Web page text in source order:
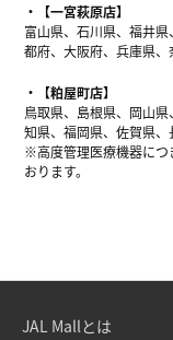
【一宮萩原店】
富山県、石川県、福井
都府、大阪府、兵庫県
【粕屋町店】
鳥取県、島根県、岡山
知県、福岡県、佐賀県
※高度管理医療機器につ
おります。
JAL Mallとは